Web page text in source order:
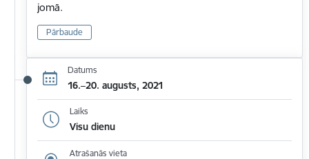
jomā.
Pārbaude
Datums
16.–20. augusts, 2021
Laiks
Visu dienu
Atrašanās vieta